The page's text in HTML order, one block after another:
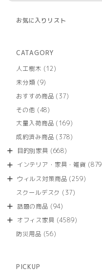
お気に入りリスト
CATAGORY
人工樹木
1212
商
未分類 99
の
商
おすすめ商品 3737
商
その他 4848
の
商
大量入荷商品 169169
の
成約済み商品 378378
商
目的別家具 668668
の
商
インテリア・家具・雑貨 879
ウィルス対策商品 259259
スクールデスク 3737
商
話題の商品 9494
の
オフィス家具 45894589
防災用品 5656
PICKUP